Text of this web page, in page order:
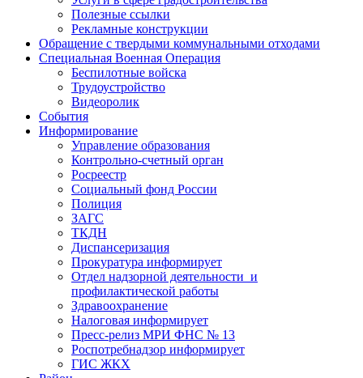
Полезные ссылки
Рекламные конструкции
Обращение с твердыми коммунальными отходами
Специальная Военная Операция
Беспилотные войска
Трудоустройство
Видеоролик
События
Информирование
Управление образования
Контрольно-счетный орган
Росреестр
Социальный фонд России
Полиция
ЗАГС
ТКДН
Диспансеризация
Прокуратура информирует
Отдел надзорной деятельности и
профилактической работы
Здравоохранение
Налоговая информирует
Пресс-релиз МРИ ФНС № 13
Роспотребнадзор информирует
ГИС ЖКХ